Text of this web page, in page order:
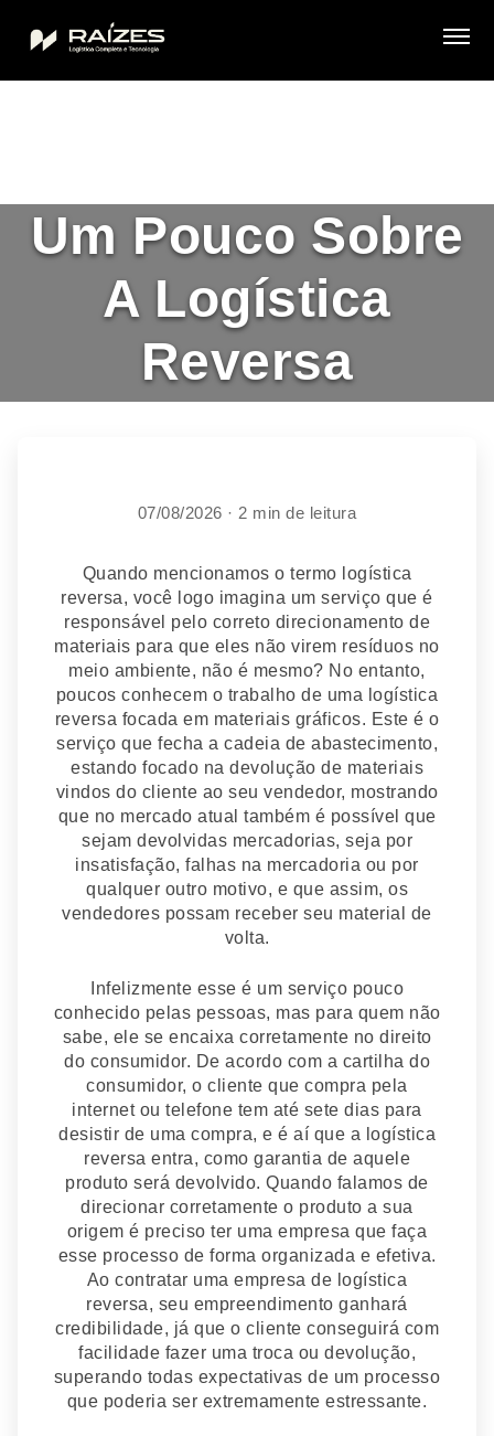
Um Pouco Sobre
A Logística
Reversa
07/08/2026 · 2 min de leitura
Quando mencionamos o termo logística
reversa, você logo imagina um serviço que é
responsável pelo correto direcionamento de
materiais para que eles não virem resíduos no
meio ambiente, não é mesmo? No entanto,
poucos conhecem o trabalho de uma logística
reversa focada em materiais gráficos. Este é o
serviço que fecha a cadeia de abastecimento,
estando focado na devolução de materiais
vindos do cliente ao seu vendedor, mostrando
que no mercado atual também é possível que
sejam devolvidas mercadorias, seja por
insatisfação, falhas na mercadoria ou por
qualquer outro motivo, e que assim, os
vendedores possam receber seu material de
volta.
Infelizmente esse é um serviço pouco
conhecido pelas pessoas, mas para quem não
sabe, ele se encaixa corretamente no direito
do consumidor. De acordo com a cartilha do
consumidor, o cliente que compra pela
internet ou telefone tem até sete dias para
desistir de uma compra, e é aí que a logística
reversa entra, como garantia de aquele
produto será devolvido. Quando falamos de
direcionar corretamente o produto a sua
origem é preciso ter uma empresa que faça
esse processo de forma organizada e efetiva.
Ao contratar uma empresa de logística
reversa, seu empreendimento ganhará
credibilidade, já que o cliente conseguirá com
facilidade fazer uma troca ou devolução,
superando todas expectativas de um processo
que poderia ser extremamente estressante.